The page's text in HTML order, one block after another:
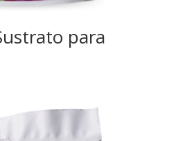
para